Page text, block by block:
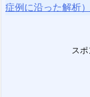
症例に沿った解析）
ス